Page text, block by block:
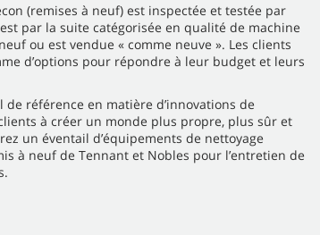
(remises à neuf) est inspectée et testée par
par la suite catégorisée en qualité de machine
ou est vendue « comme neuve ». Les clients
d’options pour répondre à leur budget et leurs
référence en matière d’innovations de
à créer un monde plus propre, plus sûr et
un éventail d’équipements de nettoyage
à neuf de Tennant et Nobles pour l’entretien de